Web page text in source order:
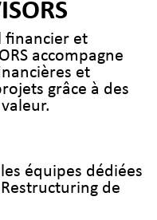
financier et
accompagne
et
grâce à des
les équipes dédiées
de